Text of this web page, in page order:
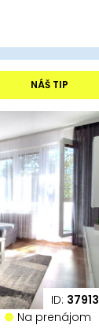
ID: 37913
NÁŠ TIP
Na prenájom